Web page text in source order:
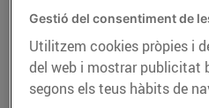
Gestió del consentiment de
Utilitzem cookies pròpies i
del web i mostrar publicitat
segons els teus hàbits de